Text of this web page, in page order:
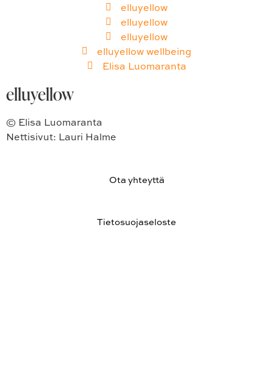
elluyellow
elluyellow
elluyellow
elluyellow wellbeing
Elisa Luomaranta
elluyellow
© Elisa Luomaranta
Nettisivut: Lauri Halme
Ota yhteyttä
Tietosuojaseloste